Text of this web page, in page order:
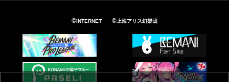
©INTERNET ©上海アリス幻樂団